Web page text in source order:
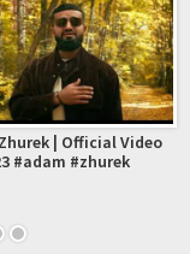
| Official Video
#adam #zhurek